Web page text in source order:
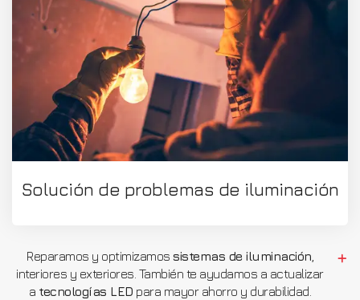
Solución de problemas de iluminación
Reparamos y optimizamos sistemas de iluminación
interiores y exteriores. También te ayudamos a actualizar
a tecnologías LED para mayor ahorro y durabilidad.